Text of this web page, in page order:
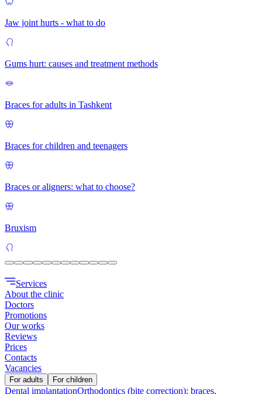
Jaw joint hurts - what to do
Gums hurt: causes and treatment methods
Braces for adults in Tashkent
Braces for children and teenagers
Braces or aligners: what to choose?
Bruxism
Services
About the clinic
Doctors
Promotions
Our works
Reviews
Prices
Contacts
Vacancies
For adults For children
Dental implantationOrthodontics (bite correction): braces,